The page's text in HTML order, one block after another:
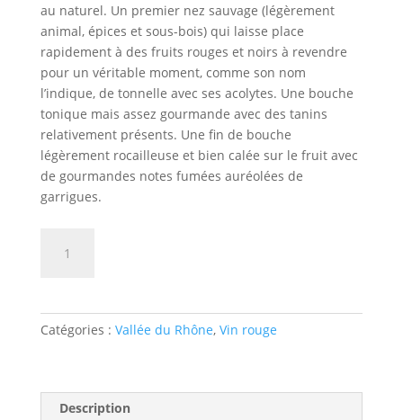
au naturel. Un premier nez sauvage (légèrement
animal, épices et sous-bois) qui laisse place
rapidement à des fruits rouges et noirs à revendre
pour un véritable moment, comme son nom
l’indique, de tonnelle avec ses acolytes. Une bouche
tonique mais assez gourmande avec des tanins
relativement présents. Une fin de bouche
légèrement rocailleuse et bien calée sur le fruit avec
de gourmandes notes fumées auréolées de
garrigues.
FRANCE
DOMAINE
Catégories : Vallée du Rhône, Vin rouge
Description